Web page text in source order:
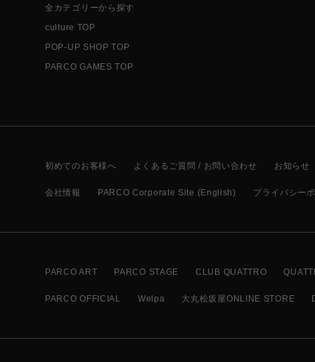
全カテゴリーから探す
culture TOP
POP-UP SHOP TOP
PARCO GAMES TOP
初めてのお客様へ よくあるご質問 / お問い合わせ お知らせ
会社情報 PARCO Corporate Site (English) プライバシー
PARCO ART PARCO STAGE CLUB QUATTRO
PARCO OFFICIAL Welpa 大丸松坂屋ONLINE STORE